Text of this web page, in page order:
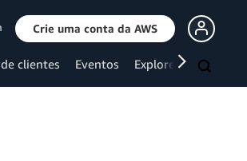
Crie uma conta da AWS
clientes Eventos Explore mais